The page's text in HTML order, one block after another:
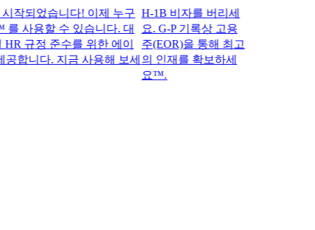
되었습니다! 이제 누구
용할 수 있습니다. 대
정 준수를 위한 에이
니다. 지금 사용해 보세
H-1B 비자를 버리세
요. G-P 기록상 고용
주(EOR)을 통해 최고
의 인재를 확보하세
요™.​​